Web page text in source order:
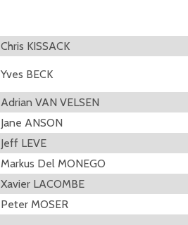
Chris KISSACK
Yves BECK
Adrian VAN VELSEN
Jane ANSON
Jeff LEVE
Markus Del MONEGO
Xavier LACOMBE
Peter MOSER